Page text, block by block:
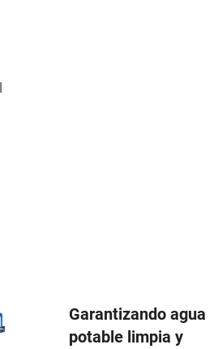
Garantizando agua
potable limpia y